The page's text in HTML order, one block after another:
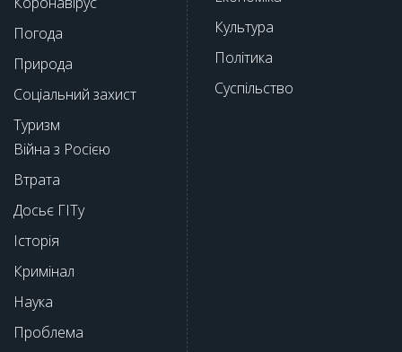
Погода
Природа
Соціальний захист
Туризм
Війна з Росією
Втрата
Досьє ГІТу
Історія
Кримінал
Наука
Проблема
Культура
Політика
Суспільство